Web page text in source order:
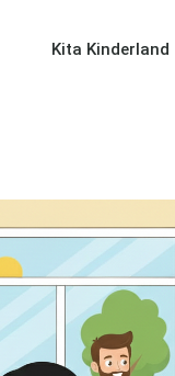
Kita Kinderland